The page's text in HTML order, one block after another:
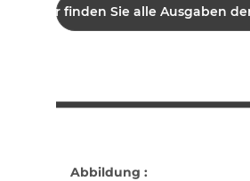
Hier finden Sie alle Ausgaben
Abbildung :